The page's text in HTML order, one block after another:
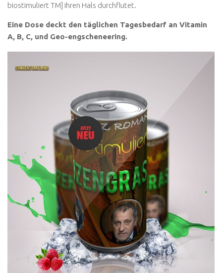
biostimuliert TM] ihren Hals durchflutet.
Eine Dose deckt den täglichen Tagesbedarf an Vitamin
A, B, C, und Geo-engscheneering.